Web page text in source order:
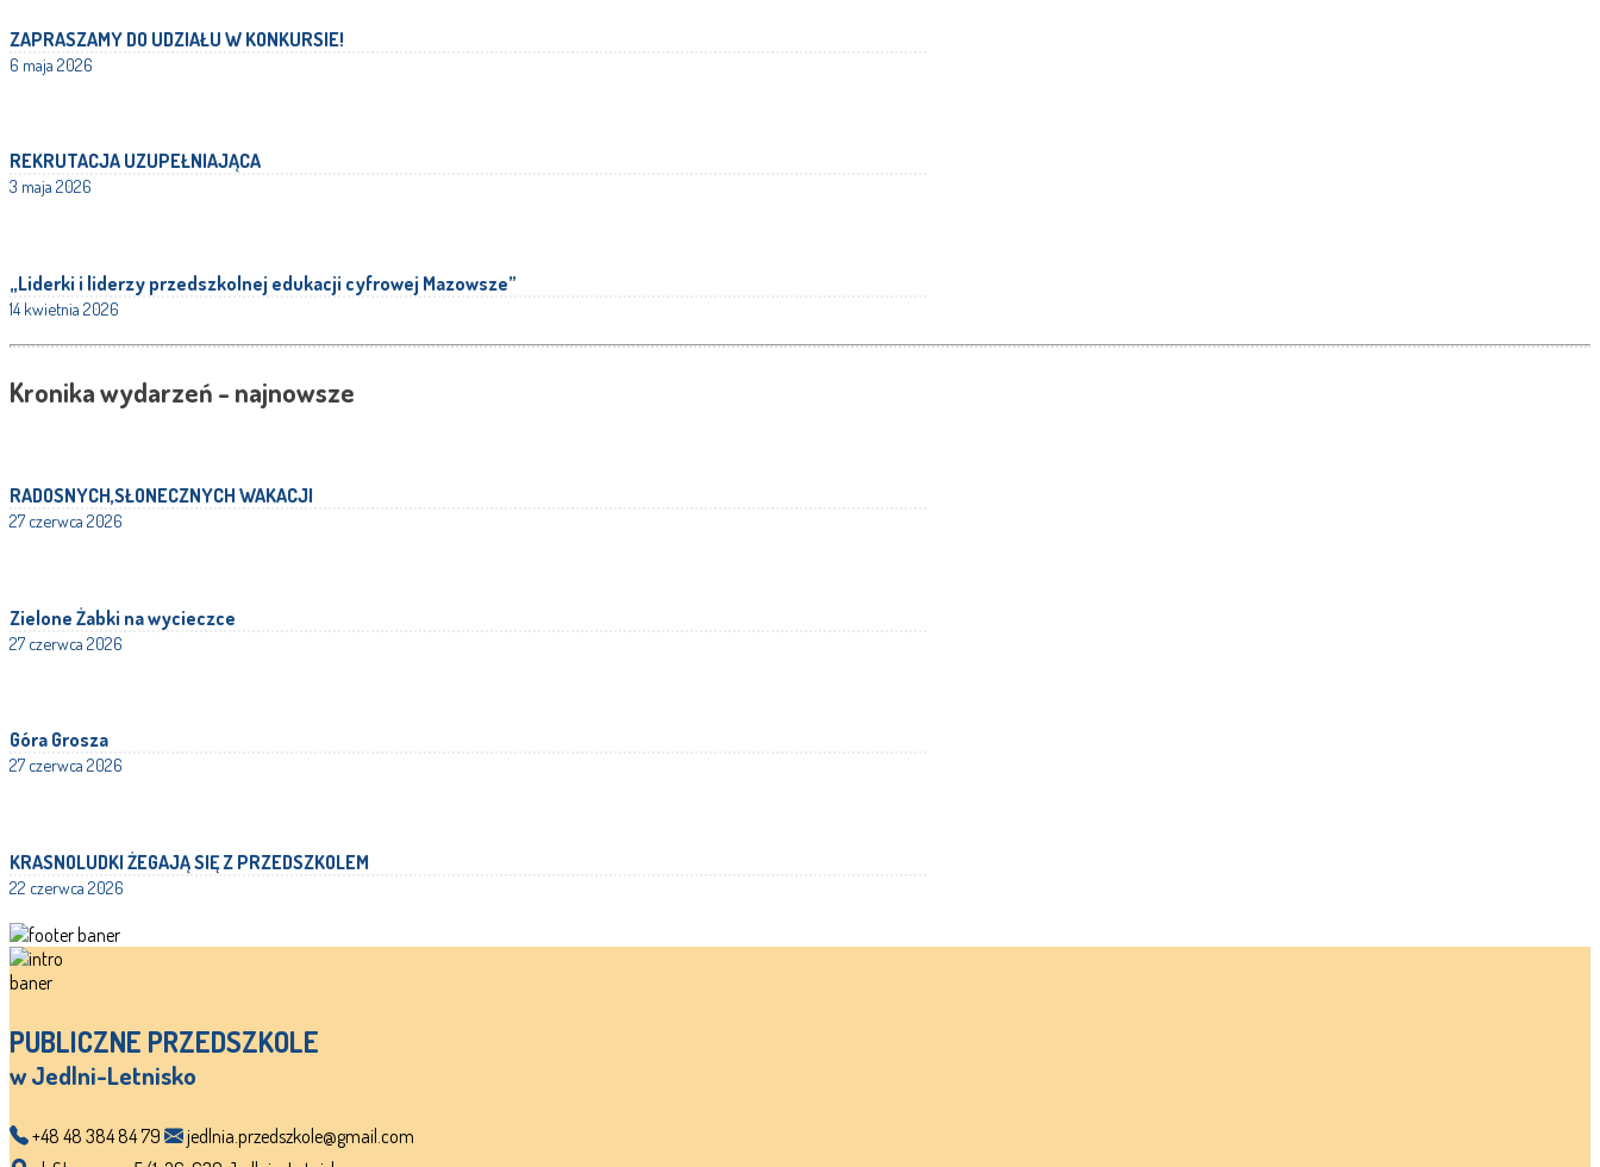
ZAPRASZAMY DO UDZIAŁU W KONKURSIE!
6 maja 2026
REKRUTACJA UZUPEŁNIAJĄCA
3 maja 2026
„Liderki i liderzy przedszkolnej edukacji cyfrowej Mazowsze”
14 kwietnia 2026
Kronika wydarzeń - najnowsze
RADOSNYCH,SŁONECZNYCH WAKACJI
27 czerwca 2026
Zielone Żabki na wycieczce
27 czerwca 2026
Góra Grosza
27 czerwca 2026
KRASNOLUDKI ŻEGAJĄ SIĘ Z PRZEDSZKOLEM
22 czerwca 2026
PUBLICZNE PRZEDSZKOLE
w Jedlni-Letnisko
+48 48 384 84 79
jedlnia.przedszkole@gmail.com